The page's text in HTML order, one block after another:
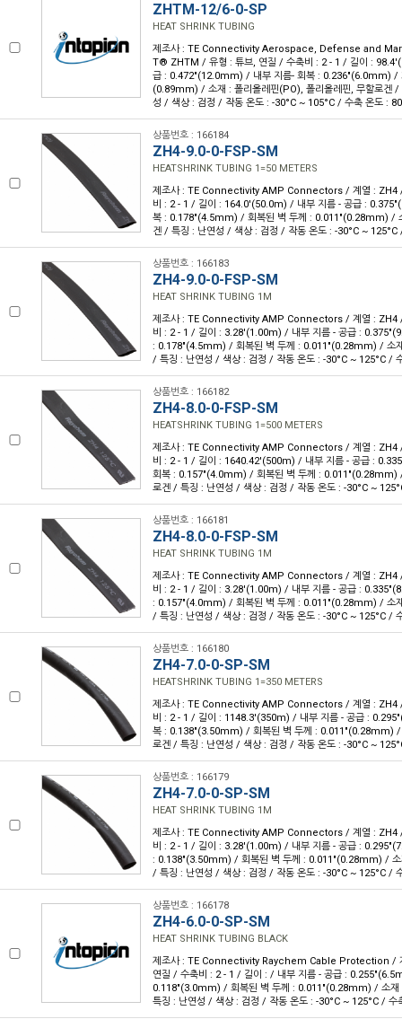
ZHTM-12/6-0-SP
HEAT SHRINK TUBING
제조사 : TE Connectivity Aerospace, Defense and
T® ZHTM / 유형 : 튜브, 연질 / 수축비 : 2 - 1 / 길이 :
급 : 0.472"(12.0mm) / 내부 지름- 회복 : 0.236"(6.0mm) /
(0.89mm) / 소재 : 폴리올레핀(PO), 폴리올레핀, 무할로겐 /
성 / 색상 : 검정 / 작동 온도 : -30°C ~ 105°C / 수축 온도 :
상품번호 : 166184
ZH4-9.0-0-FSP-SM
HEATSHRINK TUBING 1=50 METERS
제조사 : TE Connectivity AMP Connectors / 계열 : ZH4
비 : 2 - 1 / 길이 : 164.0'(50.0m) / 내부 지름 - 공급 :
복 : 0.178"(4.5mm) / 회복된 벽 두께 : 0.011"(0.28mm) /
겐 / 특징 : 난연성 / 색상 : 검정 / 작동 온도 : -30°C ~ 125°C
상품번호 : 166183
ZH4-9.0-0-FSP-SM
HEAT SHRINK TUBING 1M
제조사 : TE Connectivity AMP Connectors / 계열 : ZH4
비 : 2 - 1 / 길이 : 3.28'(1.00m) / 내부 지름 - 공급 :
: 0.178"(4.5mm) / 회복된 벽 두께 : 0.011"(0.28mm) / 소
/ 특징 : 난연성 / 색상 : 검정 / 작동 온도 : -30°C ~ 125°C /
상품번호 : 166182
ZH4-8.0-0-FSP-SM
HEATSHRINK TUBING 1=500 METERS
제조사 : TE Connectivity AMP Connectors / 계열 : ZH4
비 : 2 - 1 / 길이 : 1640.42'(500m) / 내부 지름 - 공급 :
회복 : 0.157"(4.0mm) / 회복된 벽 두께 : 0.011"(0.28mm)
로겐 / 특징 : 난연성 / 색상 : 검정 / 작동 온도 : -30°C ~
상품번호 : 166181
ZH4-8.0-0-FSP-SM
HEAT SHRINK TUBING 1M
제조사 : TE Connectivity AMP Connectors / 계열 : ZH4
비 : 2 - 1 / 길이 : 3.28'(1.00m) / 내부 지름 - 공급 :
: 0.157"(4.0mm) / 회복된 벽 두께 : 0.011"(0.28mm) / 소
/ 특징 : 난연성 / 색상 : 검정 / 작동 온도 : -30°C ~ 125°C /
상품번호 : 166180
ZH4-7.0-0-SP-SM
HEATSHRINK TUBING 1=350 METERS
제조사 : TE Connectivity AMP Connectors / 계열 : ZH4
비 : 2 - 1 / 길이 : 1148.3'(350m) / 내부 지름 - 공급 :
복 : 0.138"(3.50mm) / 회복된 벽 두께 : 0.011"(0.28mm) /
로겐 / 특징 : 난연성 / 색상 : 검정 / 작동 온도 : -30°C ~
상품번호 : 166179
ZH4-7.0-0-SP-SM
HEAT SHRINK TUBING 1M
제조사 : TE Connectivity AMP Connectors / 계열 : ZH4
비 : 2 - 1 / 길이 : 3.28'(1.00m) / 내부 지름 - 공급 :
: 0.138"(3.50mm) / 회복된 벽 두께 : 0.011"(0.28mm) / 소
/ 특징 : 난연성 / 색상 : 검정 / 작동 온도 : -30°C ~ 125°C /
상품번호 : 166178
ZH4-6.0-0-SP-SM
HEAT SHRINK TUBING BLACK
제조사 : TE Connectivity Raychem Cable Protection /
연질 / 수축비 : 2 - 1 / 길이 : / 내부 지름 - 공급 :
0.118"(3.0mm) / 회복된 벽 두께 : 0.011"(0.28mm) / 소재
특징 : 난연성 / 색상 : 검정 / 작동 온도 : -30°C ~ 125°C / 수